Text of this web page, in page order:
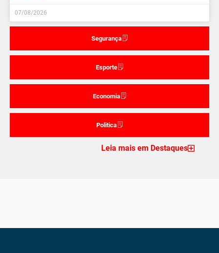
Segurança
Esporte
Economia
Politica
07/08/2026
Leia mais em Destaques